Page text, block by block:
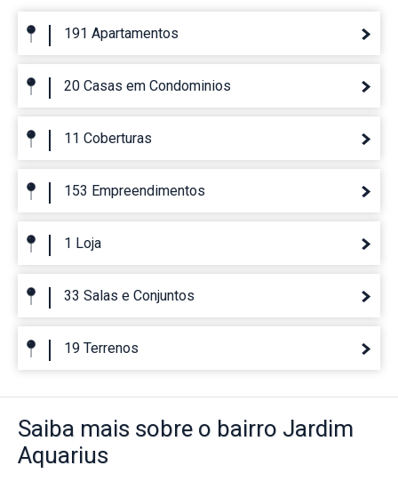
191 Apartamentos
20 Casas em Condominios
11 Coberturas
153 Empreendimentos
1 Loja
33 Salas e Conjuntos
19 Terrenos
Saiba mais sobre o bairro Jardim
Aquarius